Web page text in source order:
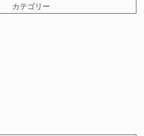
カテゴリー